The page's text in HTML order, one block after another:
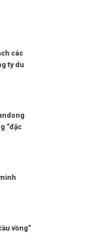
các
ty du
“đặc
vồng”